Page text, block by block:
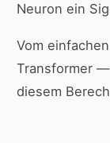
Neuron ein
Vom einfachen
Transformer
diesem